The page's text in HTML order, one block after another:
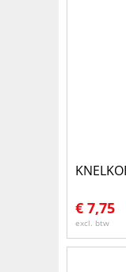
€ 7,75
excl. btw